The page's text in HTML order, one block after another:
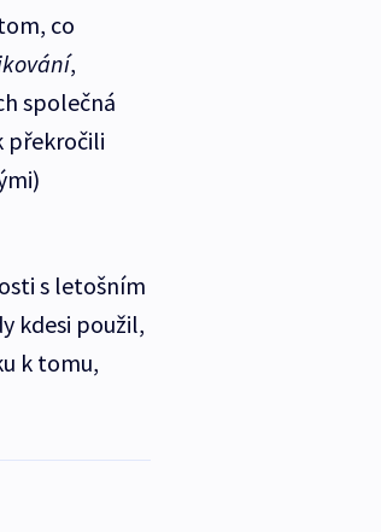
co
,
společná
překročili
s letošním
kdesi použil,
k tomu,